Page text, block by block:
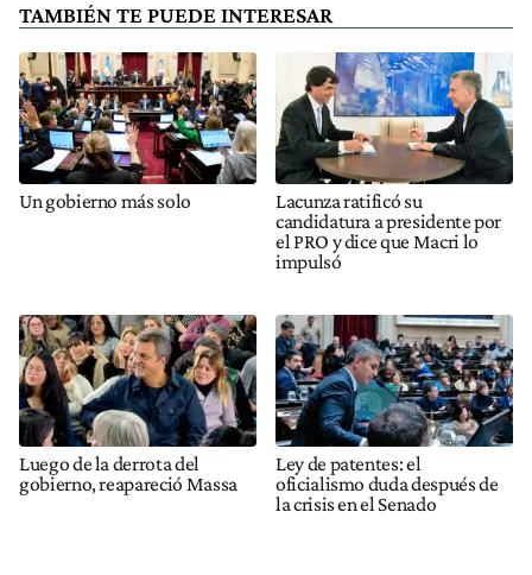
TAMBIÉN TE PUEDE INTERESAR
Un gobierno más solo
Lacunza ratificó su
candidatura a presidente por
el PRO y dice que Macri lo
impulsó
Luego de la derrota del
gobierno, reapareció Massa
Ley de patentes: el
oficialismo duda después de
la crisis en el Senado